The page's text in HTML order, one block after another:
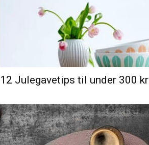
12 Julegavetips til under 300 kr